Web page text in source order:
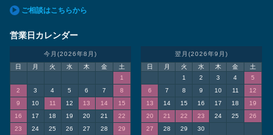
ご相談はこちらから
営業日カレンダー
今月(2026年8月)
日
月 火 水 木 金
土
1
2
3 4 5 6 7
8
9
10 11 12 13 14
15
16
17 18 19 20 21
22
23
24 25 26 27 28
29
翌月(2026年9月)
日
月 火 水 木 金
土
1
2 3 4
5
6
7 8 9 10 11
12
13
14 15 16 17 18
19
20
21 22 23 24 25
26
27
28 29 30